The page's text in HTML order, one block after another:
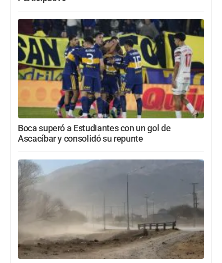
Boca superó a Estudiantes con un gol de
Ascacíbar y consolidó su repunte